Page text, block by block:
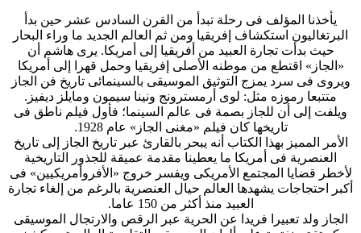
يأخذنا المؤلف فى رحلة تبدأ من القرن السادس عشر حين بدأ
البرتغاليون استكشاف إفريقيا ومن ثم العالم الجديد ما وراء البحار
حيث بدأت تجارة العبيد من أفريقيا إلى أمريكا. يرى هاشم أن
«الجاز» اقتطع من موطنه الأصلى إفريقيا وحمل قهرا إلى أمريكا
ويروى فى سرد يمزج التوثيق الموسيقى بالسينمائى تاريخ فن الجاز
متتبعا رموزه مثل: لوى أرمسترونج ونينا سيمون ومايلز ديفيز.
ويلفت إلى أن للجاز بصمة فى عالم السينما؛ فأول فيلم ناطق فى
تاريخها كان فيلم «مغنى الجاز» عام 1928.
الأمر المميز بهذا الكتاب أنه يبحر بالقارئ عبر تاريخ الجاز إلى تاريخ
العنصرية فى أمريكا ما يعطينا مقدمة عميقة للجذور التاريخية
لأخطر قضايا المجتمع الأمريكى ويفسر خروج «الأفروأمريكيين» فى
أكبر احتجاجات يشهدها العالم حيال العنصرية بالرغم من إلغاء تجارة
العبيد منذ أكثر من 150 عاما.
الجاز ولد تعبيرا فريدا عن الحرية عبر الرقص والارتجال الموسيقى